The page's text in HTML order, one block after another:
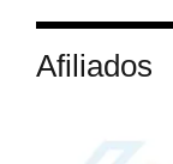
Afiliados